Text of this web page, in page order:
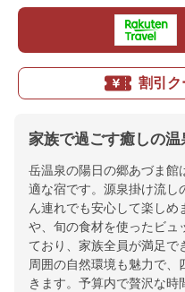
割引ク
家族で過ごす癒しの温
岳温泉の陽日の郷あづま館
適な宿です。源泉掛け流し
ん連れでも安心して楽しめ
や、旬の食材を使ったビュ
ており、家族全員が満足で
周囲の自然環境も魅力で
きます。予算内で贅沢な時